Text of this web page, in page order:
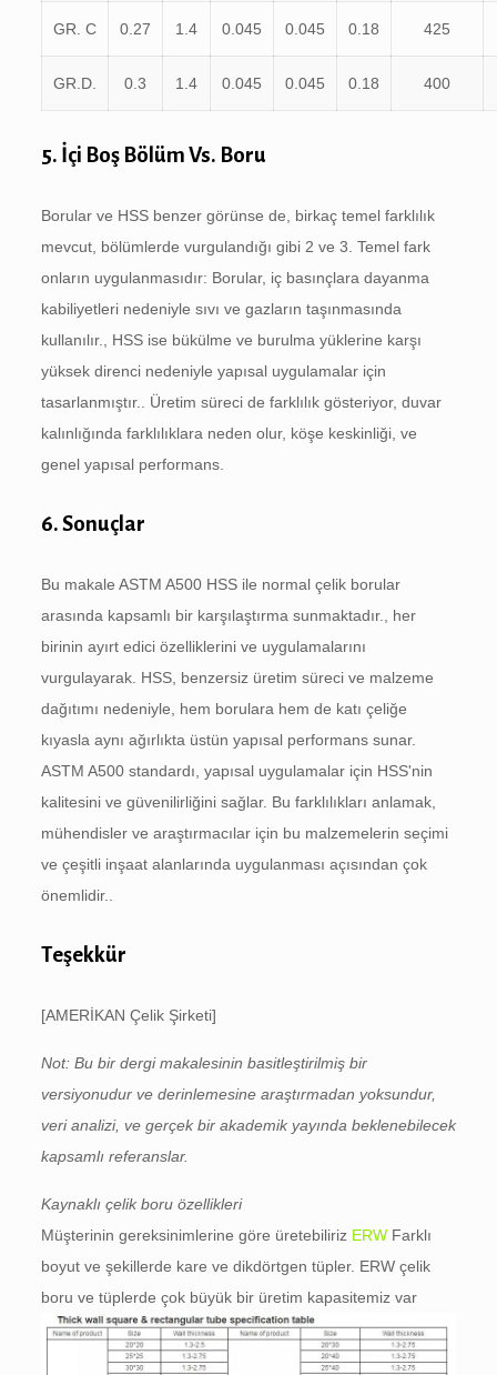
GR. C 0.27 1.4 0.045 0.045 0.18 425
GR.D. 0.3 1.4 0.045 0.045 0.18 400
5. İçi Boş Bölüm Vs. Boru
Borular ve HSS benzer görünse de, birkaç temel farklılık
mevcut, bölümlerde vurgulandığı gibi 2 ve 3. Temel fark
onların uygulanmasıdır: Borular, iç basınçlara dayanma
kabiliyetleri nedeniyle sıvı ve gazların taşınmasında
kullanılır., HSS ise bükülme ve burulma yüklerine karşı
yüksek direnci nedeniyle yapısal uygulamalar için
tasarlanmıştır.. Üretim süreci de farklılık gösteriyor, duvar
kalınlığında farklılıklara neden olur, köşe keskinliği, ve
genel yapısal performans.
6. Sonuçlar
Bu makale ASTM A500 HSS ile normal çelik borular
arasında kapsamlı bir karşılaştırma sunmaktadır., her
birinin ayırt edici özelliklerini ve uygulamalarını
vurgulayarak. HSS, benzersiz üretim süreci ve malzeme
dağıtımı nedeniyle, hem borulara hem de katı çeliğe
kıyasla aynı ağırlıkta üstün yapısal performans sunar.
ASTM A500 standardı, yapısal uygulamalar için HSS'nin
kalitesini ve güvenilirliğini sağlar. Bu farklılıkları anlamak,
mühendisler ve araştırmacılar için bu malzemelerin seçimi
ve çeşitli inşaat alanlarında uygulanması açısından çok
önemlidir..
Teşekkür
[AMERİKAN Çelik Şirketi]
Not: Bu bir dergi makalesinin basitleştirilmiş bir
versiyonudur ve derinlemesine araştırmadan yoksundur,
veri analizi, ve gerçek bir akademik yayında beklenebilecek
kapsamlı referanslar.
Kaynaklı çelik boru özellikleri
Müşterinin gereksinimlerine göre üretebiliriz ERWFarklı
boyut ve şekillerde kare ve dikdörtgen tüpler. ERW çelik
boru ve tüplerde çok büyük bir üretim kapasitemiz var